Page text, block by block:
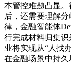
本管控难题凸显
后，还需要理解
律，金融智能体
行完成材料归集
业将实现从“人找
在金融场景中持